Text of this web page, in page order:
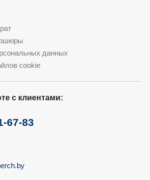
данных
cookie
с клиентами:
67-83